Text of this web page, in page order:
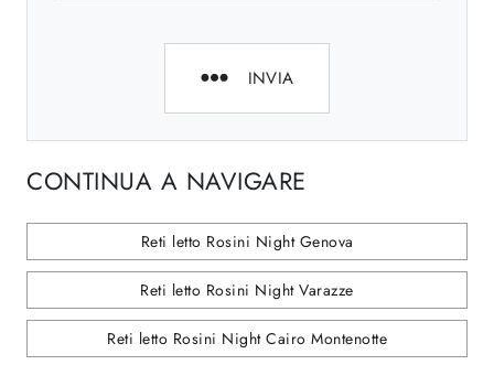
INVIA
CONTINUA A NAVIGARE
Reti letto Rosini Night Genova
Reti letto Rosini Night Varazze
Reti letto Rosini Night Cairo Montenotte